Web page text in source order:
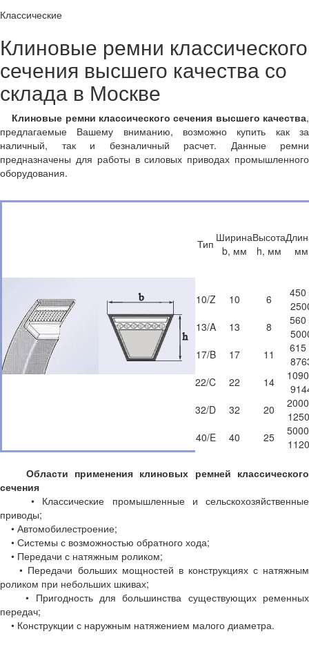
Классические
Клиновые ремни классического
сечения высшего качества со
склада в Москве
Клиновые ремни классического сечения высшего качества,
предлагаемые Вашему вниманию, возможно купить как за
наличный, так и безналичный расчет. Данные ремни
предназначены для работы в силовых приводах промышленного
оборудования.
Тип Ширина
b, мм
Высота
h, мм
мм
10/Z 10 6
450
13/A
13 8
560
17/B
17 11
615
22/C
22 14
32/D
32 20
40/E
40 25
Области применения клиновых ремней классического
сечения
• Классические промышленные и сельскохозяйственные
приводы;
• Автомобилестроение;
• Системы с возможностью обратного хода;
• Передачи с натяжным роликом;
• Передачи больших мощностей в конструкциях с натяжным
роликом при небольших шкивах;
• Пригодность для большинства существующих ременных
передач;
• Конструкции с наружным натяжением малого диаметра.